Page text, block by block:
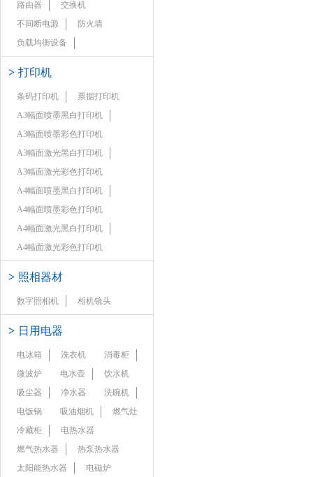
路由器
交换机
不间断电源
防火墙
负载均衡设备
> 打印机
条码打印机
票据打印机
A3幅面喷墨黑白打印机
A3幅面喷墨彩色打印机
A3幅面激光黑白打印机
A3幅面激光彩色打印机
A4幅面喷墨黑白打印机
A4幅面喷墨彩色打印机
A4幅面激光黑白打印机
A4幅面激光彩色打印机
> 照相器材
数字照相机 相机镜头
> 日用电器
电冰箱 洗衣机
消毒柜
微波炉
电水壶
饮水机
吸尘器
净水器
洗碗机
电饭锅
吸油烟机
燃气灶
冷藏柜
电热水器
燃气热水器
热泵热水器
太阳能热水器
电磁炉